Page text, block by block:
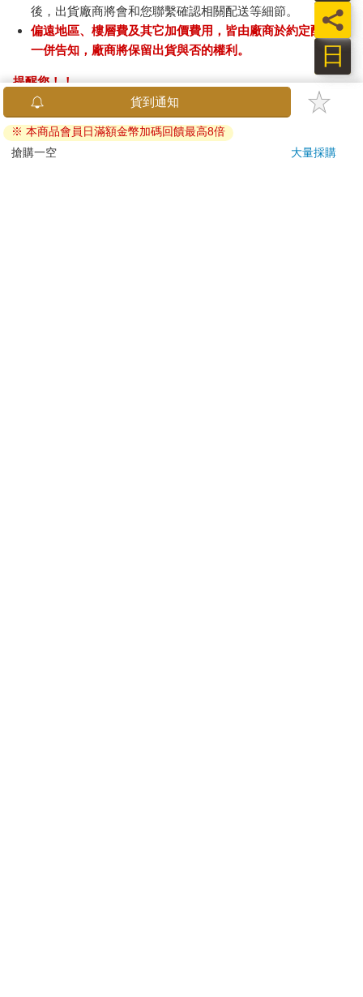
後，出貨廠商將會和您聯繫確認相關配送等細節。
偏遠地區、樓層費及其它加價費用，皆由廠商於約定配送時
一併告知，廠商將保留出貨與否的權利。
提醒您！！
金石堂及銀行均不會請您操作ATM! 如接獲電話要求您前往
ATM提款機，請不要聽從指示，以免受騙上當！
退換貨須知：
貨到通知
※ 本商品會員日滿額金幣加碼回饋最高8倍
搶購一空
大量採購
日
員